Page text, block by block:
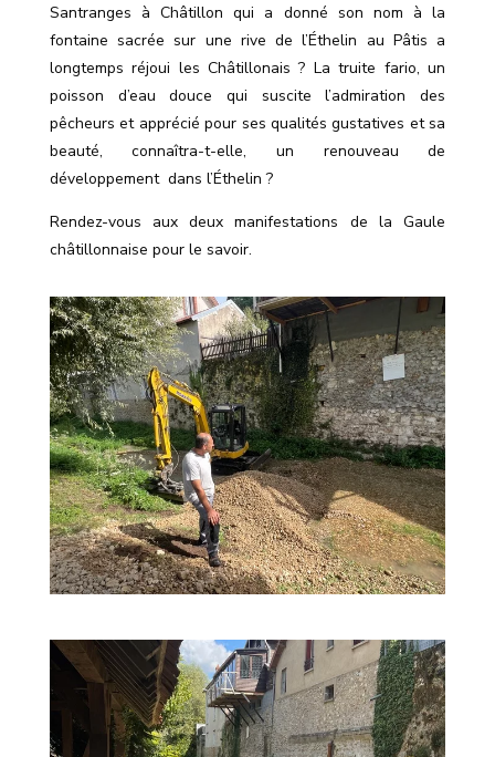
Santranges à Châtillonqui a donné son nom à la
fontaine sacrée sur une rive de l’Éthelin au Pâtis a
longtemps réjoui les Châtillonais ? La truite fario, un
poisson d’eau douce qui suscite l’admiration des
pêcheurs et apprécié pour ses qualités gustatives et sa
beauté, connaîtra-t-elle, un renouveau de
développement dans l’Éthelin ?
Rendez-vous aux deux manifestations de la Gaule
châtillonnaise pour le savoir.